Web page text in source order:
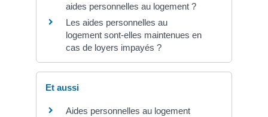
aides personnelles au logement ?
Les aides personnelles au
logement sont-elles maintenues en
cas de loyers impayés ?
Et aussi
Aides personnelles au logement